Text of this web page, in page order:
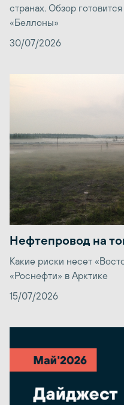
странах. Обзор
«Беллоны»
30/07/2026
Нефтепровод на
Какие риски несет
«Роснефти» в Арктике
15/07/2026